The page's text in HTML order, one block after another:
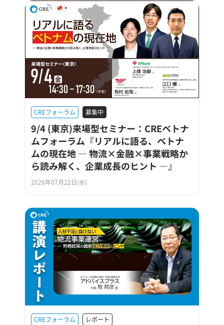
CREフォーラム 募集中
9/4 (東京)来場型セミナー：CREベトナ
ムフォーラム『リアルに語る、ベトナ
ムの現在地 ― 物流×金融×事業戦略か
ら読み解く、企業成長のヒント ―』
2026年07月22日(水)
CREフォーラム レポート